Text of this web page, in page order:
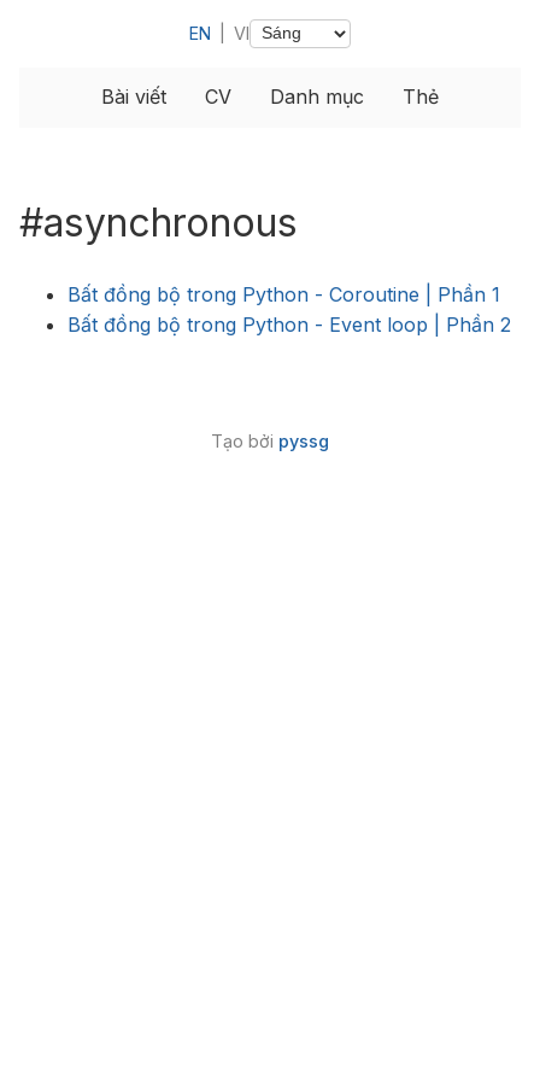
EN VI
Bài viết CV Danh mục Thẻ
#asynchronous
Bất đồng bộ trong Python - Coroutine | Phần 1
Bất đồng bộ trong Python - Event loop | Phần 2
Tạo bởi pyssg